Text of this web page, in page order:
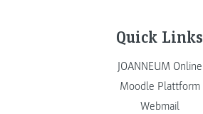
Quick Links
JOANNEUM Online
Moodle Plattform
Webmail